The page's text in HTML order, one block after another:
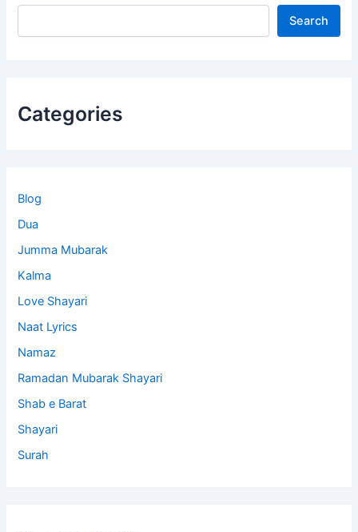
Search
Categories
Blog
Dua
Jumma Mubarak
Kalma
Love Shayari
Naat Lyrics
Namaz
Ramadan Mubarak Shayari
Shab e Barat
Shayari
Surah